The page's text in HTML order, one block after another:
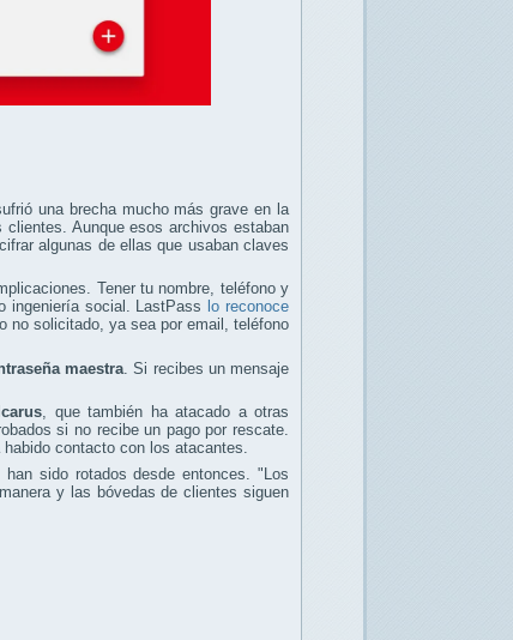
una brecha mucho más grave en la
clientes. Aunque esos archivos estaban
algunas de ellas que usaban claves
Tener tu nombre, teléfono y
ingeniería social. LastPass lo reconoce
no solicitado, ya sea por email, teléfono
maestra . Si recibes un mensaje
, que también ha atacado a otras
si no recibe un pago por rescate.
contacto con los atacantes.
sido rotados desde entonces. "Los
y las bóvedas de clientes siguen